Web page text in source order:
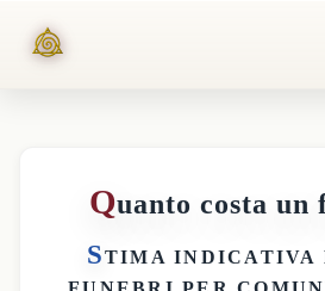
Quanto costa un
STIMA INDICATIVA